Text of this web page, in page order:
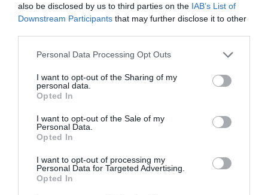
also be disclosed by us to third parties on the IAB’s List of
Downstream Participants that may further disclose it to other
Personal Data Processing Opt Outs
I want to opt-out of the Sharing of my
personal data.
Opted In
I want to opt-out of the Sale of my
Personal Data.
Opted In
I want to opt-out of processing my
Personal Data for Targeted Advertising.
Opted In
ΣΥΝΑΥΛΙΕΣ 2023
Κάθε βδομάδα στο e-mail σας τα τελευταία νέα για
την Τέχνη και τον Πολιτισμό!